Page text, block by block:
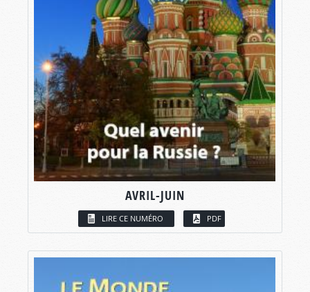
AVRIL-JUIN
LIRE CE NUMÉRO PDF